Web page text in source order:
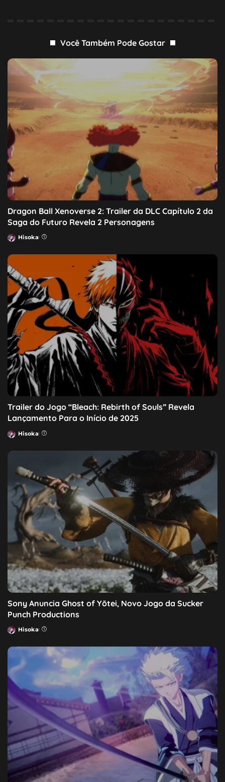
Você Também Pode Gostar
Dragon Ball Xenoverse 2: Trailer da DLC Capítulo 2 da
Saga do Futuro Revela 2 Personagens
Posted
Hisoka
Trailer do Jogo “Bleach: Rebirth of Souls” Revela
Lançamento Para o Início de 2025
Posted
Hisoka
Sony Anuncia Ghost of Yōtei, Novo Jogo da Sucker
Punch Productions
Posted
Hisoka